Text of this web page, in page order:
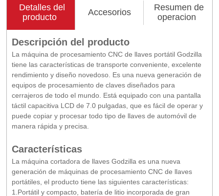
Detalles del
producto
Accesorios
Resumen de
operacion
Descripción del producto
La máquina de procesamiento CNC de llaves portátil Godzilla
tiene las características de transporte conveniente, excelente
rendimiento y diseño novedoso. Es una nueva generación de
equipos de procesamiento de claves diseñados para
cerrajeros de todo el mundo. Está equipado con una pantalla
táctil capacitiva LCD de 7.0 pulgadas, que es fácil de operar y
puede copiar y procesar todo tipo de llaves de automóvil de
manera rápida y precisa.
Características
La máquina cortadora de llaves Godzilla es una nueva
generación de máquinas de procesamiento CNC de llaves
portátiles, el producto tiene las siguientes características:
1.Portátil y compacto, batería de litio incorporada de gran